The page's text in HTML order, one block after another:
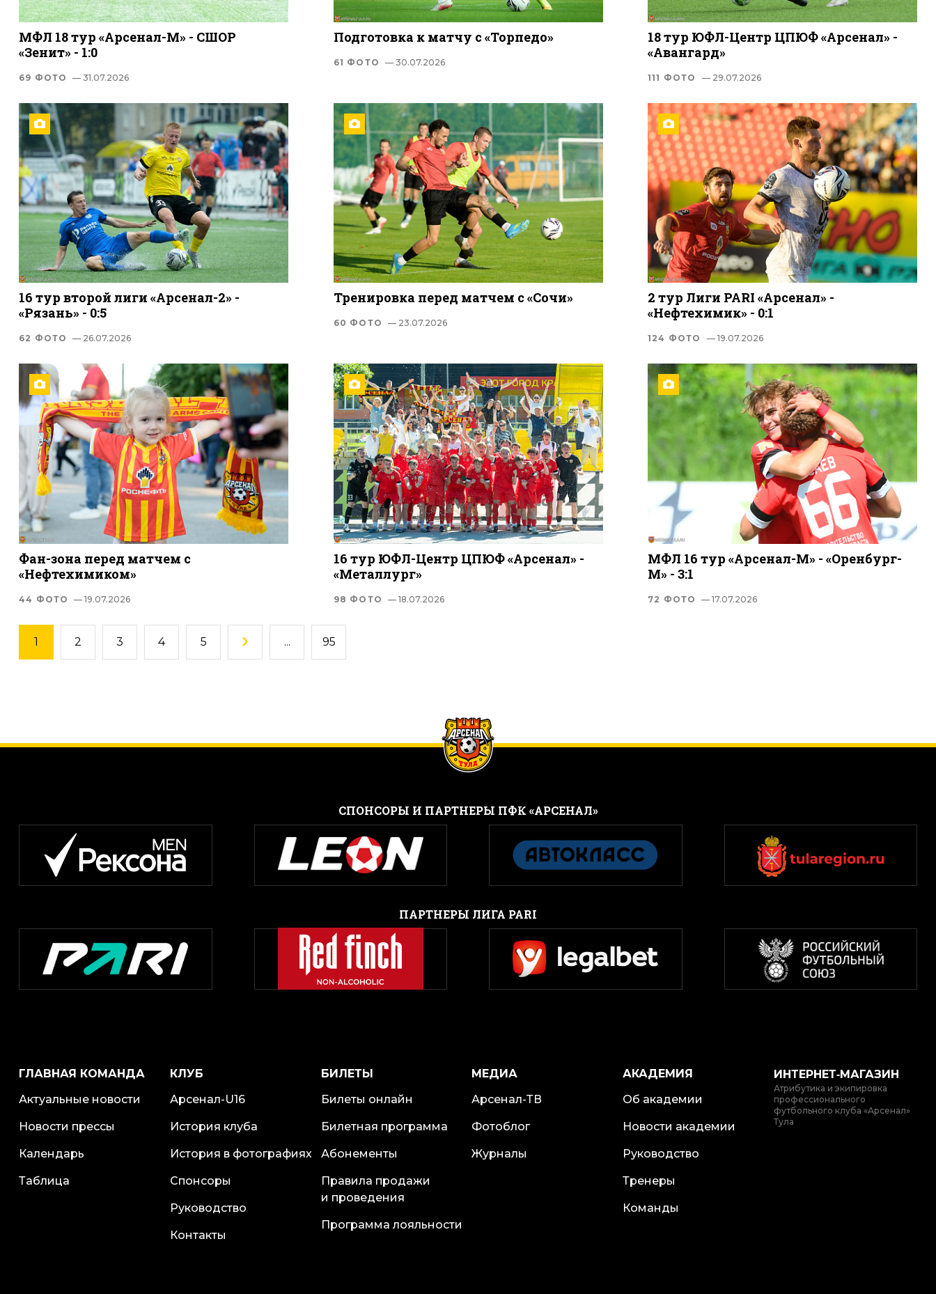
МФЛ 18 тур «Арсенал-М» - СШОР
«Зенит» - 1:0
69 ФОТО — 31.07.2026
Подготовка к матчу с «Торпедо»
61 ФОТО — 30.07.2026
18 тур ЮФЛ-Центр ЦПЮФ «Арсенал» -
«Авангард»
111 ФОТО — 29.07.2026
16 тур второй лиги «Арсенал-2» -
«Рязань» - 0:5
62 ФОТО — 26.07.2026
Тренировка перед матчем с «Сочи»
60 ФОТО — 23.07.2026
2 тур Лиги PARI «Арсенал» -
«Нефтехимик» - 0:1
124 ФОТО — 19.07.2026
Фан-зона перед матчем с
«Нефтехимиком»
44 ФОТО — 19.07.2026
16 тур ЮФЛ-Центр ЦПЮФ «Арсенал» -
«Металлург»
98 ФОТО — 18.07.2026
МФЛ 16 тур «Арсенал-М» - «Оренбург-
М» - 3:1
72 ФОТО — 17.07.2026
1 2 3 4 5 ... 95
CПОНСОРЫ И ПАРТНЕРЫ ПФК «АРСЕНАЛ»
ПАРТНЕРЫ ЛИГА PARI
ГЛАВНАЯ КОМАНДА
Актуальные новости
Новости прессы
Календарь
Таблица
КЛУБ
Арсенал-U16
История клуба
История в фотографиях
Спонсоры
Руководство
Контакты
БИЛЕТЫ
Билеты онлайн
Билетная программа
Абонементы
Правила продажи
и проведения
Программа лояльности
МЕДИА
Арсенал-ТВ
Фотоблог
Журналы
АКАДЕМИЯ
Об академии
Новости академии
Руководство
Тренеры
Команды
ИНТЕРНЕТ‑МАГАЗИН
Атрибутика и экипировка
профессионального
футбольного клуба «Арсенал»
Тула